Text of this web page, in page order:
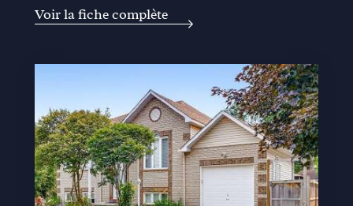
Voir la fiche complète